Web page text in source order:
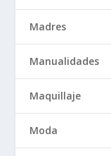
Madres
Manualidades
Maquillaje
Moda